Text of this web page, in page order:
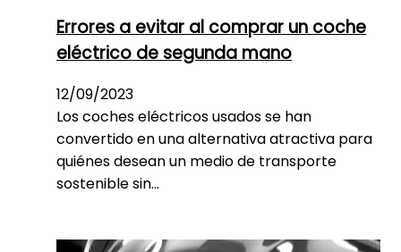
Errores a evitar al comprar un coche
eléctrico de segunda mano
12/09/2023
Los coches eléctricos usados se han
convertido en una alternativa atractiva para
quiénes desean un medio de transporte
sostenible sin…